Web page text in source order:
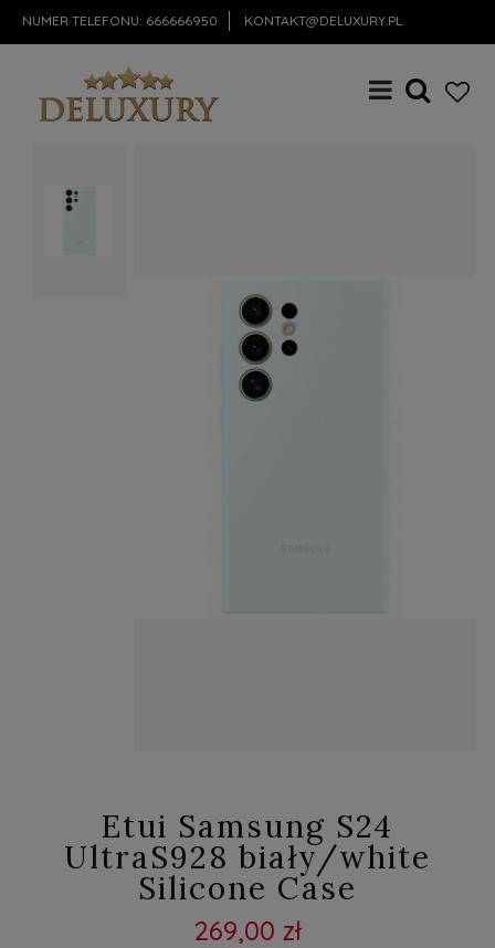
NUMER TELEFONU: 666666950 KONTAKT@DELUXURY.PL
Etui Samsung S24
UltraS928 biały/white
Silicone Case
269,00 zł